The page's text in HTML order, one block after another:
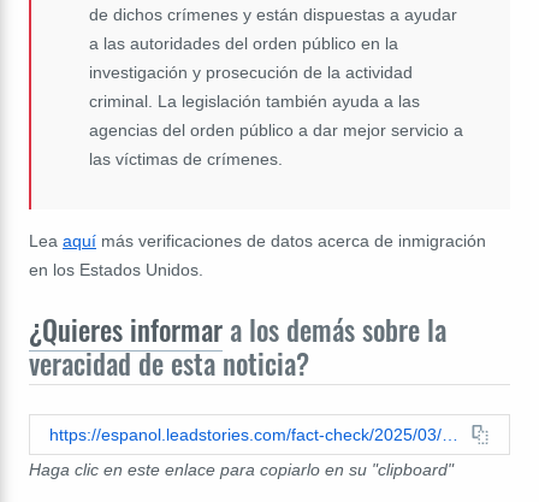
de dichos crímenes y están dispuestas a ayudar
a las autoridades del orden público en la
investigación y prosecución de la actividad
criminal. La legislación también ayuda a las
agencias del orden público a dar mejor servicio a
las víctimas de crímenes.
Lea aquí más verificaciones de datos acerca de inmigración
en los Estados Unidos.
¿Quieres informar a los demás sobre la
veracidad de esta noticia?
Haga clic en este enlace para copiarlo en su "clipboard"